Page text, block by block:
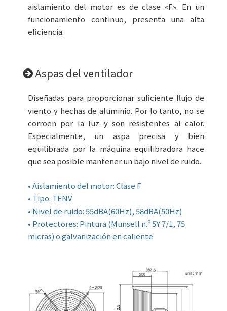
aislamiento del motor es de clase «F». En un
funcionamiento continuo, presenta una alta
eficiencia.
Aspas del ventilador
Diseñadas para proporcionar suficiente flujo de
viento y hechas de aluminio. Por lo tanto, no se
corroen por la luz y son resistentes al calor.
Especialmente, un aspa precisa y bien
equilibrada por la máquina equilibradora hace
que sea posible mantener un bajo nivel de ruido.
• Aislamiento del motor: Clase F
• Tipo: TENV
• Nivel de ruido: 55dBA(60Hz), 58dBA(50Hz)
• Protectores: Pintura (Munsell n.º 5Y 7/1, 75
micras) o galvanización en caliente